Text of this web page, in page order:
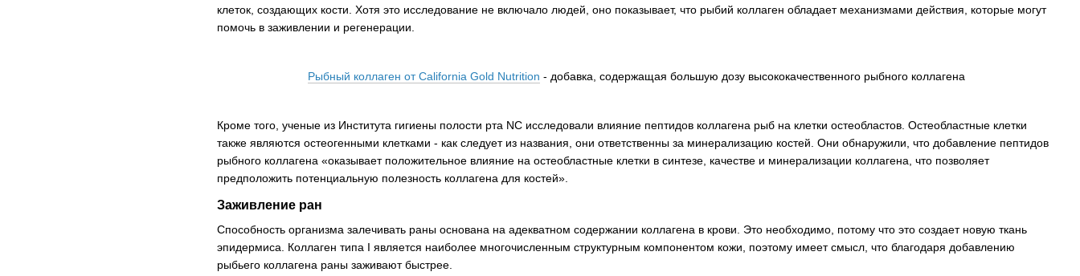
клеток, создающих кости. Хотя это исследование не включало людей, оно показывает, что рыбий коллаген обладает механизмами действия, которые могут
помочь в заживлении и регенерации.
Рыбный коллаген от California Gold Nutrition - добавка, содержащая большую дозу высококачественного рыбного коллагена
Кроме того, ученые из Института гигиены полости рта NC исследовали влияние пептидов коллагена рыб на клетки остеобластов. Остеобластные клетки
также являются остеогенными клетками - как следует из названия, они ответственны за минерализацию костей. Они обнаружили, что добавление пептидов
рыбного коллагена «оказывает положительное влияние на остеобластные клетки в синтезе, качестве и минерализации коллагена, что позволяет
предположить потенциальную полезность коллагена для костей».
Заживление ран
Способность организма залечивать раны основана на адекватном содержании коллагена в крови. Это необходимо, потому что это создает новую ткань
эпидермиса. Коллаген типа I является наиболее многочисленным структурным компонентом кожи, поэтому имеет смысл, что благодаря добавлению
рыбьего коллагена раны заживают быстрее.